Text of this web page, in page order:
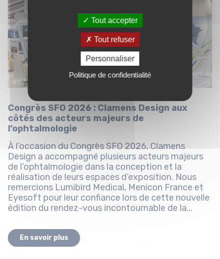
Congrès SFO 2026 : Clamens Design aux
côtés des acteurs majeurs de
l’ophtalmologie
À l’occasion du Congrès SFO 2026, Clamens
Design a accompagné plusieurs acteurs majeurs
de l’ophtalmologie dans la conception et la
réalisation de leurs espaces d’exposition. Nous
remercions Lumibird Medical, Menicon France et
Eyesoft pour leur confiance lors de cette nouvelle
édition du rendez-vous incontournable de la...
En savoir plus
Tout accepter
Tout refuser
Personnaliser
Politique de confidentialité